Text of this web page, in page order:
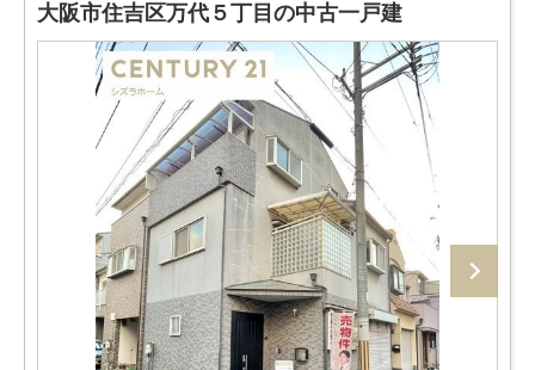
大阪市住吉区万代５丁目の中古一戸建